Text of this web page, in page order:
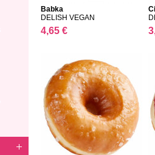
Babka
DELISH VEGAN
4,65 €